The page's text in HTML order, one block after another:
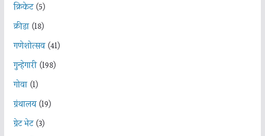
क्रिकेट(5)
क्रीडा(18)
गणेशोत्सव(41)
गुन्हेगारी(198)
गोवा(1)
ग्रंथालय(19)
ग्रेट भेट(3)